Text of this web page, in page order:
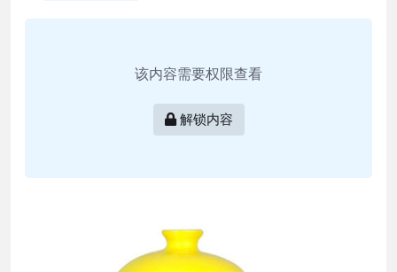
该内容需要权限查看
解锁内容